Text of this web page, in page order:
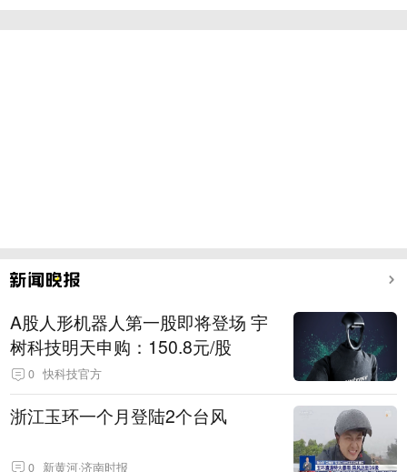
A股人形机器人第一股即将登场 宇
树科技明天申购：150.8元/股
0 快科技官方
浙江玉环一个月登陆2个台风
0 新黄河·济南时报